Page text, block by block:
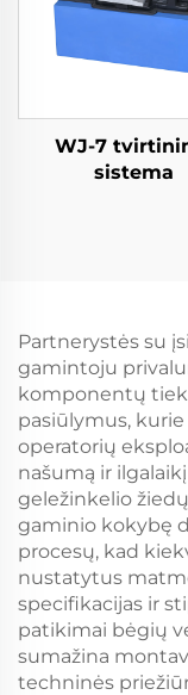
WJ-7
sistema
Partnerystės su
gamintoju
komponentų
pasiūlymus,
operatorių
našumą ir
geležinkelio
gaminio kokybę
procesų, kad
nustatytus
specifikacijas ir
patikimai bėgių
sumažina
techninės